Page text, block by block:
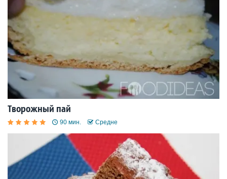
Творожный пай
90 мин. Средне